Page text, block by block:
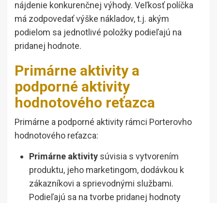
nájdenie konkurenčnej výhody. Veľkosť políčka
má zodpovedať výške nákladov, t.j. akým
podielom sa jednotlivé položky podieľajú na
pridanej hodnote.
Primárne aktivity a
podporné aktivity
hodnotového reťazca
Primárne a podporné aktivity rámci Porterovho
hodnotového reťazca:
Primárne aktivity súvisia s vytvorením
produktu, jeho marketingom, dodávkou k
zákazníkovi a sprievodnými službami.
Podieľajú sa na tvorbe pridanej hodnoty